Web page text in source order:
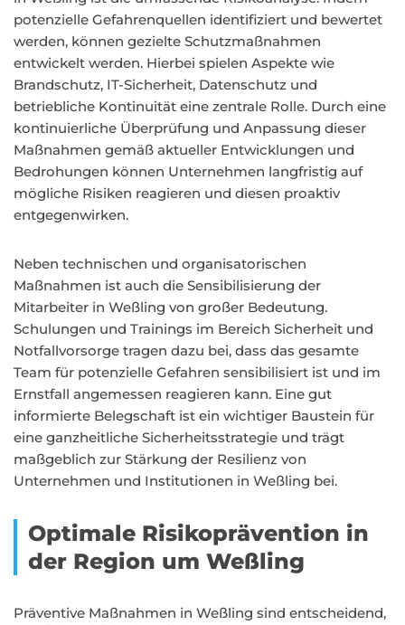
potenzielle Gefahrenquellen identifiziert und bewertet
werden, können gezielte Schutzmaßnahmen
entwickelt werden. Hierbei spielen Aspekte wie
Brandschutz, IT-Sicherheit, Datenschutz und
betriebliche Kontinuität eine zentrale Rolle. Durch eine
kontinuierliche Überprüfung und Anpassung dieser
Maßnahmen gemäß aktueller Entwicklungen und
Bedrohungen können Unternehmen langfristig auf
mögliche Risiken reagieren und diesen proaktiv
entgegenwirken.
Neben technischen und organisatorischen
Maßnahmen ist auch die Sensibilisierung der
Mitarbeiter in Weßling von großer Bedeutung.
Schulungen und Trainings im Bereich Sicherheit und
Notfallvorsorge tragen dazu bei, dass das gesamte
Team für potenzielle Gefahren sensibilisiert ist und im
Ernstfall angemessen reagieren kann. Eine gut
informierte Belegschaft ist ein wichtiger Baustein für
eine ganzheitliche Sicherheitsstrategie und trägt
maßgeblich zur Stärkung der Resilienz von
Unternehmen und Institutionen in Weßling bei.
Optimale Risikoprävention in
der Region um Weßling
Präventive Maßnahmen in Weßling sind entscheidend,